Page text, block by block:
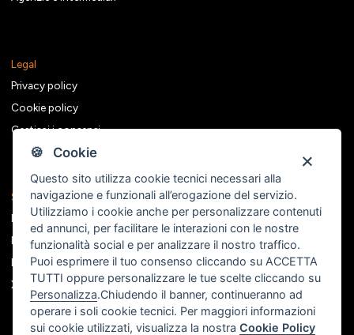
🍪 Cookie
Questo sito utilizza cookie tecnici necessari alla
navigazione e funzionali all’erogazione del servizio.
Utilizziamo i cookie anche per personalizzare contenuti
ed annunci, per facilitare le interazioni con le nostre
funzionalità social e per analizzare il nostro traffico.
Puoi esprimere il tuo consenso cliccando su ACCETTA
TUTTI oppure personalizzare le tue scelte cliccando su
Personalizza.Chiudendo il banner, continueranno ad
operare i soli cookie tecnici. Per maggiori informazioni
sui cookie utilizzati, visualizza la nostraCookie Policy
Legal
Privacy policy
Cookie policy
Gestisci i consensi
Seguici sui social
Facebook
Instagram
Linkedin
X